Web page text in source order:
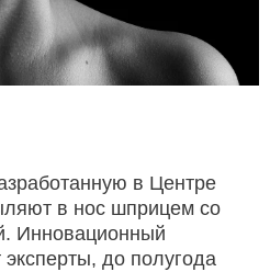
в Центре
в нос шприцем со
Инновационный
до полугода